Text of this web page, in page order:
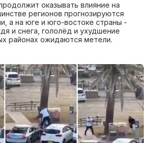
оказывать влияние на
регионов прогнозируются
а на юге и юго-востоке страны -
и снега, гололёд и ухудшение
районах ожидаются метели.